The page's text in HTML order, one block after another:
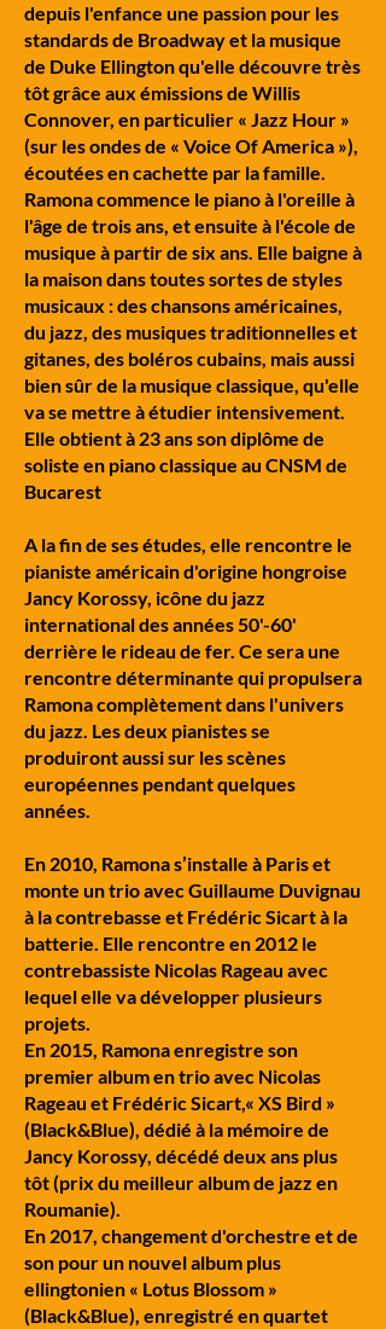
depuis l'enfance une passion pour les
standards de Broadway et la musique
de Duke Ellington qu'elle découvre très
tôt grâce aux émissions de Willis
Connover, en particulier « Jazz Hour »
(sur les ondes de « Voice Of America »),
écoutées en cachette par la famille.
Ramona commence le piano à l'oreille à
l'âge de trois ans, et ensuite à l'école de
musique à partir de six ans. Elle baigne à
la maison dans toutes sortes de styles
musicaux : des chansons américaines,
du jazz, des musiques traditionnelles et
gitanes, des boléros cubains, mais aussi
bien sûr de la musique classique, qu'elle
va se mettre à étudier intensivement.
Elle obtient à 23 ans son diplôme de
soliste en piano classique au CNSM de
Bucarest
A la fin de ses études, elle rencontre le
pianiste américain d'origine hongroise
Jancy Korossy, icône du jazz
international des années 50'-60'
derrière le rideau de fer. Ce sera une
rencontre déterminante qui propulsera
Ramona complètement dans l'univers
du jazz. Les deux pianistes se
produiront aussi sur les scènes
européennes pendant quelques
années.
En 2010, Ramona s’installe à Paris et
monte un trio avec Guillaume Duvignau
à la contrebasse et Frédéric Sicart à la
batterie. Elle rencontre en 2012 le
contrebassiste Nicolas Rageau avec
lequel elle va développer plusieurs
projets.
En 2015, Ramona enregistre son
premier album en trio avec Nicolas
Rageau et Frédéric Sicart,« XS Bird »
(Black&Blue), dédié à la mémoire de
Jancy Korossy, décédé deux ans plus
tôt (prix du meilleur album de jazz en
Roumanie).
En 2017, changement d'orchestre et de
son pour un nouvel album plus
ellingtonien « Lotus Blossom »
(Black&Blue), enregistré en quartet